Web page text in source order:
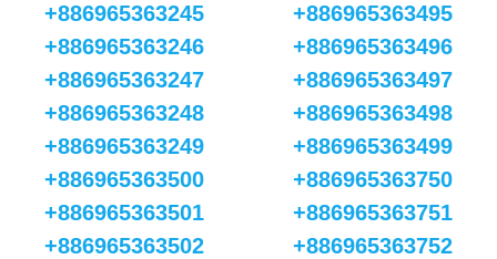
+886965363245
+886965363246
+886965363247
+886965363248
+886965363249
+886965363495
+886965363496
+886965363497
+886965363498
+886965363499
+886965363500
+886965363501
+886965363502
+886965363750
+886965363751
+886965363752